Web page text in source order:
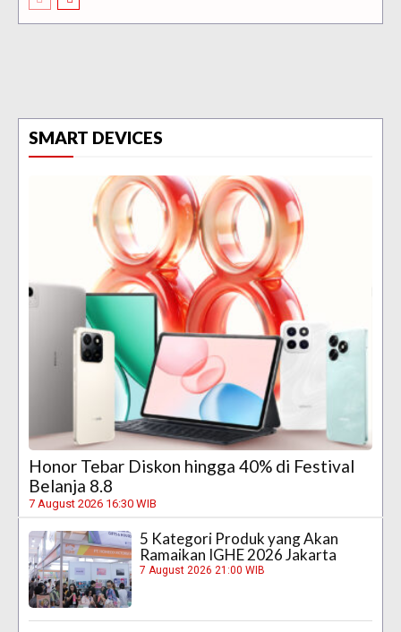
SMART DEVICES
Honor Tebar Diskon hingga 40% di Festival
Belanja 8.8
7 August 2026 16:30 WIB
5 Kategori Produk yang Akan
Ramaikan IGHE 2026 Jakarta
7 August 2026 21:00 WIB